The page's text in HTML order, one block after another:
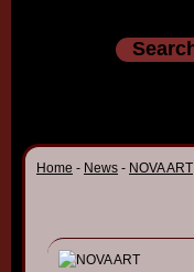
Home - News - NOVA ART